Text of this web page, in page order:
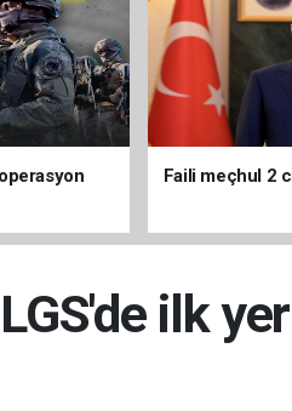
Faili meçhul 2
LGS'de ilk